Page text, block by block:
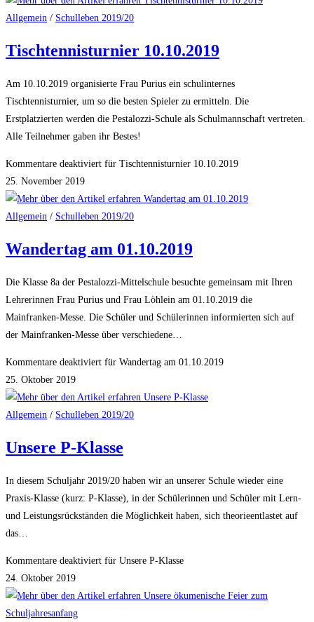
Allgemein / Schulleben 2019/20
Tischtennisturnier 10.10.2019
Am 10.10.2019 organisierte Frau Purius ein schulinternes
Tischtennisturnier, um so die besten Spieler zu ermitteln. Die
Erstplatzierten werden die Pestalozzi-Schule als Schulmannschaft vertreten.
Alle Teilnehmer gaben ihr Bestes!
Kommentare deaktiviert für Tischtennisturnier 10.10.2019
25. November 2019
Allgemein / Schulleben 2019/20
Wandertag am 01.10.2019
Die Klasse 8a der Pestalozzi-Mittelschule besuchte gemeinsam mit Ihren
Lehrerinnen Frau Purius und Frau Löhlein am 01.10.2019 die
Mainfranken-Messe. Die Schüler und Schülerinnen informierten sich auf
der Mainfranken-Messe über verschiedene…
Kommentare deaktiviert für Wandertag am 01.10.2019
25. Oktober 2019
Allgemein / Schulleben 2019/20
Unsere P-Klasse
In diesem Schuljahr 2019/20 haben wir an unserer Schule wieder eine
Praxis-Klasse (kurz: P-Klasse), in der Schülerinnen und Schüler mit Lern-
und Leistungsrückständen die Möglichkeit haben, sich theorieentlastet auf
das…
Kommentare deaktiviert für Unsere P-Klasse
24. Oktober 2019